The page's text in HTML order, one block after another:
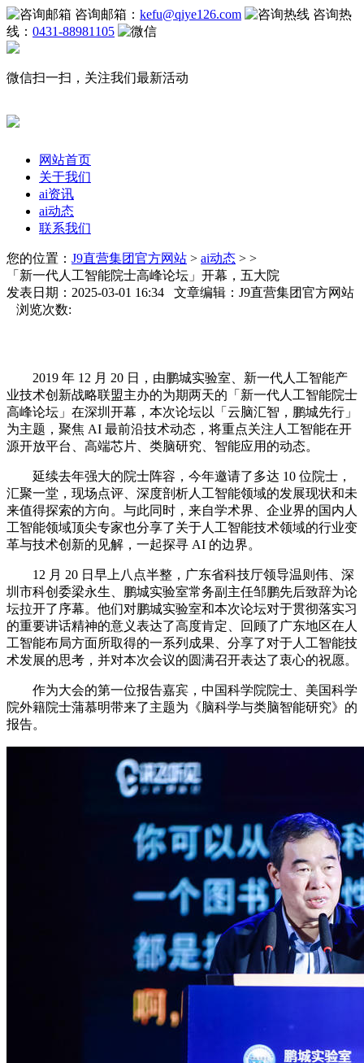
咨询邮箱： kefu@qiye126.com
咨询热
线： 0431-88981105
微信扫一扫，关注我们最新活动
网站首页
关于我们
ai资讯
ai动态
联系我们
您的位置： J9直营集团官方网站 > ai动态 > >
「新一代人工智能院士高峰论坛」开幕，五大院
发表日期：2025-03-01 16:34 文章编辑：J9直营集团官方网站
浏览次数:
2019 年 12 月 20 日，由鹏城实验室、新一代人工智能产
业技术创新战略联盟主办的为期两天的「新一代人工智能院士
高峰论坛」在深圳开幕，本次论坛以「云脑汇智，鹏城先行」
为主题，聚焦 AI 最前沿技术动态，将重点关注人工智能在开
源开放平台、高端芯片、类脑研究、智能应用的动态。
延续去年强大的院士阵容，今年邀请了多达 10 位院士，
汇聚一堂，现场点评、深度剖析人工智能领域的发展现状和未
来值得探索的方向。与此同时，来自学术界、企业界的国内人
工智能领域顶尖专家也分享了关于人工智能技术领域的行业变
革与技术创新的见解，一起探寻 AI 的边界。
12 月 20 日早上八点半整，广东省科技厅领导温则伟、深
圳市科创委梁永生、鹏城实验室常务副主任邹鹏先后致辞为论
坛拉开了序幕。他们对鹏城实验室和本次论坛对于贯彻落实习
的重要讲话精神的意义表达了高度肯定、回顾了广东地区在人
工智能布局方面所取得的一系列成果、分享了对于人工智能技
术发展的思考，并对本次会议的圆满召开表达了衷心的祝愿。
作为大会的第一位报告嘉宾，中国科学院院士、美国科学
院外籍院士蒲慕明带来了主题为《脑科学与类脑智能研究》的
报告。